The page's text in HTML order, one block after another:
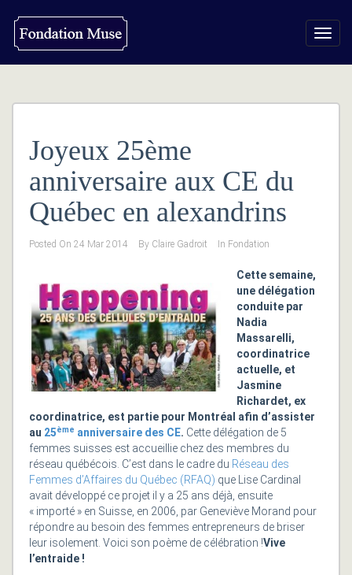
Joyeux 25ème
anniversaire aux CE du
Québec en alexandrins
Posted On 24 Mar 2014 By Claire Gadroit In Fondation
Cette semaine,
une délégation
conduite par
Nadia
Massarelli,
coordinatrice
actuelle, et
Jasmine
Richardet, ex
coordinatrice, est partie pour Montréal afin d’assister
au 25ème anniversaire des CE. Cette délégation de 5
femmes suisses est accueillie chez des membres du
réseau québécois. C’est dans le cadre du Réseau des
Femmes d’Affaires du Québec (RFAQ) que Lise Cardinal
avait développé ce projet il y a 25 ans déjà, ensuite
« importé » en Suisse, en 2006, par Geneviève Morand pour
répondre au besoin des femmes entrepreneurs de briser
leur isolement. Voici son poème de célébration !Vive
l’entraide !